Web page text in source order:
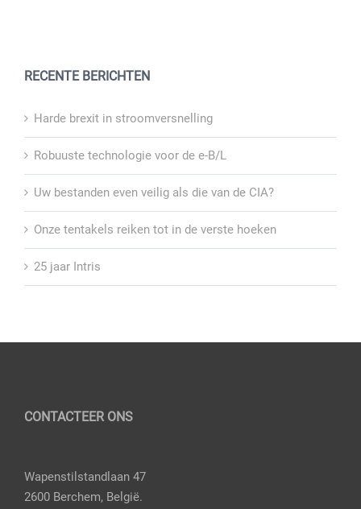
RECENTE BERICHTEN
Harde brexit in stroomversnelling
Robuuste technologie voor de e-B/L
Uw bestanden even veilig als die van de CIA?
Onze tentakels reiken tot in de verste hoeken
25 jaar Intris
CONTACTEER ONS
Wapenstilstandlaan 47
2600 Berchem, België.